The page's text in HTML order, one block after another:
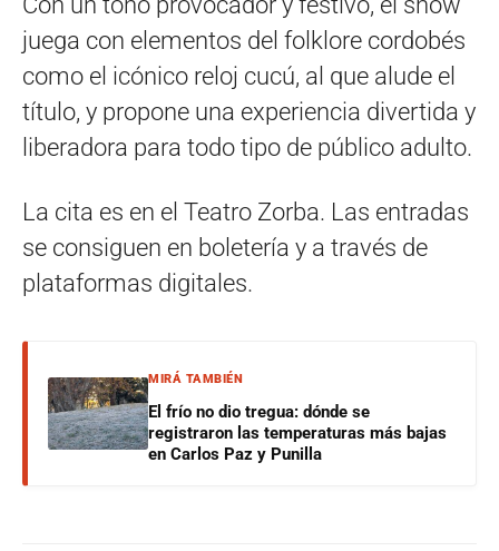
juega con elementos del folklore cordobés
como el icónico reloj cucú, al que alude el
título, y propone una experiencia divertida y
liberadora para todo tipo de público adulto.
La cita es en el Teatro Zorba. Las entradas
se consiguen en boletería y a través de
plataformas digitales.
MIRÁ TAMBIÉN
El frío no dio tregua: dónde se
registraron las temperaturas más bajas
en Carlos Paz y Punilla